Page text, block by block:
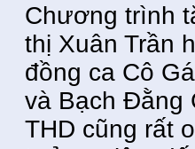
Chương trình
thị Xuân Trần
đồng ca Cô
và Bạch Đằng
THD cũng rất